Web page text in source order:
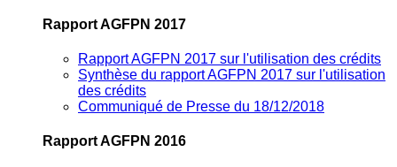
Rapport AGFPN 2017
Rapport AGFPN 2017 sur l'utilisation des crédits
Synthèse du rapport AGFPN 2017 sur l'utilisation
des crédits
Communiqué de Presse du 18/12/2018
Rapport AGFPN 2016